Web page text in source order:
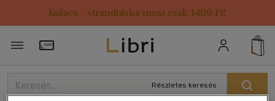
Kulacs / strandtáska most csak 1499 Ft!
Törzsvásárlói Kártya adatai
Részletes keresés